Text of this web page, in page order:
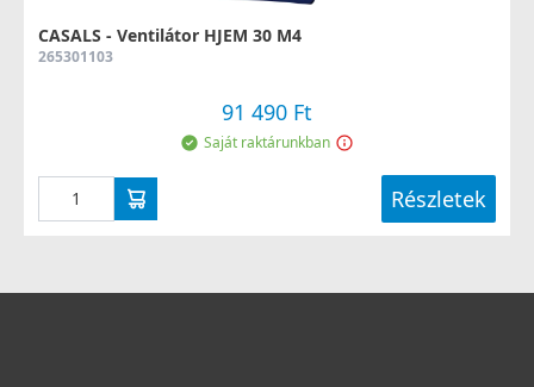
CASALS - Ventilátor HJEM 30 M4
265301103
91 490 Ft
Saját raktárunkban
Részletek